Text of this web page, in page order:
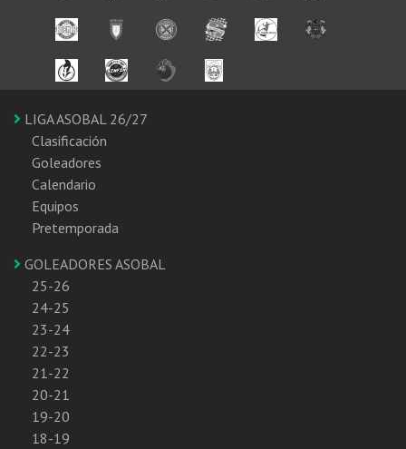
LIGA ASOBAL 26/27
Clasificación
Goleadores
Calendario
Equipos
Pretemporada
GOLEADORES ASOBAL
25-26
24-25
23-24
22-23
21-22
20-21
19-20
18-19